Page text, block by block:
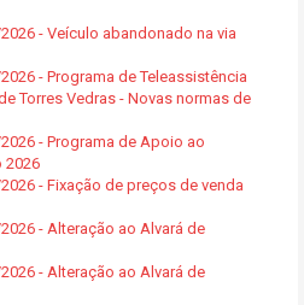
- Veículo abandonado na via
- Programa de Teleassistência
Torres Vedras - Novas normas de
- Programa de Apoio ao
2026
- Fixação de preços de venda
- Alteração ao Alvará de
- Alteração ao Alvará de